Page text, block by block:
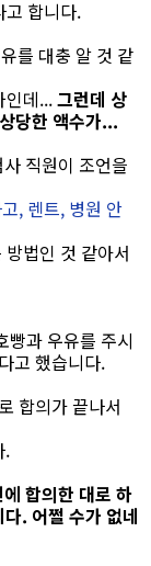
합니다.
를 대충 알 것 같
인데...그런데 상
당한 액수가...
직원이 조언을
, 렌트, 병원 안
법인 것 같아서
빵과 우유를 주시
고 했습니다.
합의가 끝나서
.
합의한 대로 하
. 어쩔 수가 없네